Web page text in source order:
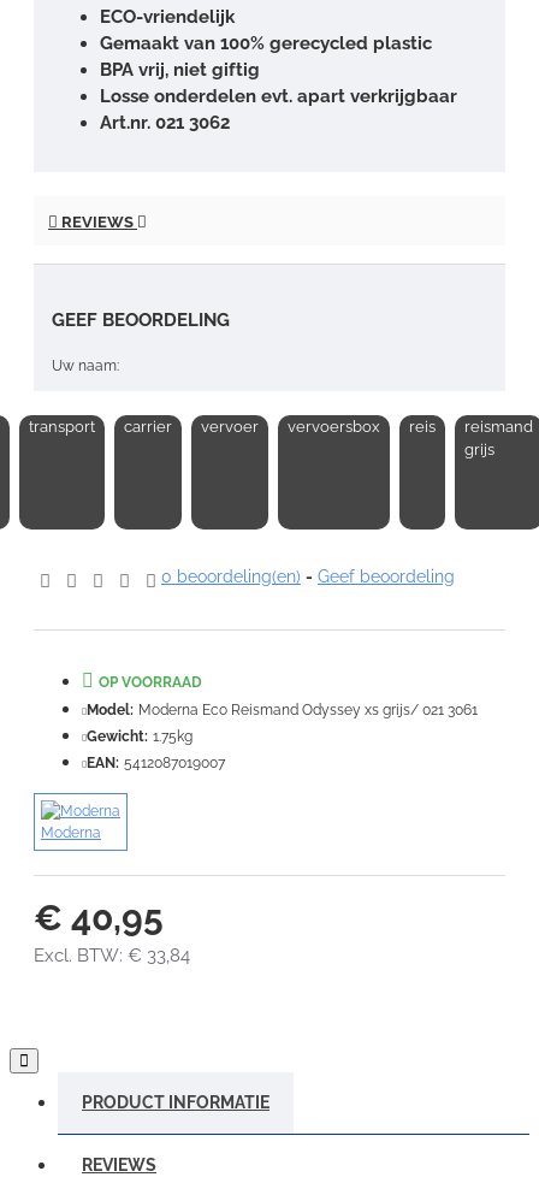
ECO-vriendelijk
Gemaakt van 100% gerecycled plastic
BPA vrij, niet giftig
Losse onderdelen evt. apart verkrijgbaar
Art.nr. 021 3062
REVIEWS
GEEF BEOORDELING
Uw naam:
Opmerking:
Waardering:
VERDER
transport carrier vervoer vervoersbox reis
reismand
grijs
0 beoordeling(en) - Geef beoordeling
€ 40,95
Excl. BTW: € 33,84
OP VOORRAAD
Model: Moderna Eco Reismand Odyssey xs grijs/ 021 3061
Gewicht: 1.75kg
EAN: 5412087019007
Moderna
PRODUCT INFORMATIE
REVIEWS